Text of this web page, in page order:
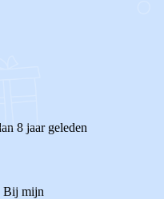
8 jaar geleden
Bij mijn